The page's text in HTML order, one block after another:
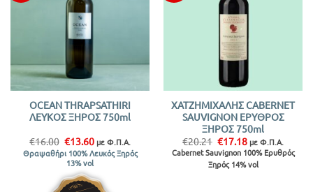
OCEAN THRAPSATHIRI
ΛΕΥΚΟΣ ΞΗΡΟΣ 750ml
€16.00 Original
price
was:
€16.00.
€13.60Η
τρέχουσα
τιμή
€13.60.
με Φ.Π.Α.
Θραψαθήρι 100% Λευκός Ξηρός
13% vol
ΧΑΤΖΗΜΙΧΑΛΗΣ CABERNET
SAUVIGNON ΕΡΥΘΡΟΣ
ΞΗΡΟΣ 750ml
€20.21 Original
price
was:
€20.21.
€17.18Η
τρέχουσα
τιμή
είναι:
με Φ.Π.Α.
Cabernet Sauvignon 100% Ερυθρός
Ξηρός 14% vol